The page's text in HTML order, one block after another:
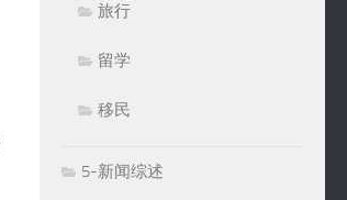
旅行
留学
移民
5-新闻综述